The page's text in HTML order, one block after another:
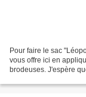
Pour faire le sac
vous offre ici en
brodeuses. J'espère